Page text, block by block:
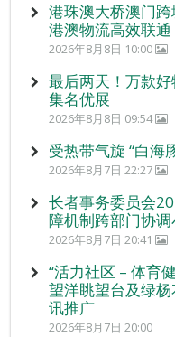
港珠澳大桥澳门
港澳物流高效联通
2026年8月8日 10:00
最后两天！万款
集名优展
2026年8月8日 09:54
受热带气旋 “白
2026年8月7日 22:27
长者事务委员会
障机制跨部门协
2026年8月7日 20:41
“活力社区 – 体育
望洋眺望台及绿
讯推广
2026年8月7日 20:00